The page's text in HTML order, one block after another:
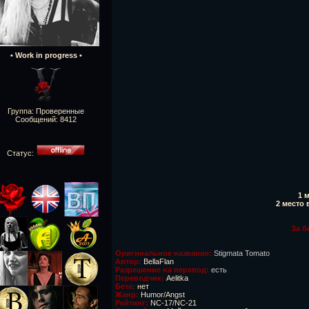
• Work in progress •
Группа: Проверенные
Сообщений: 8412
Статус:
1
2 место
За
Оригинальное название: Stigmata Tomato
Автор: BellaFlan
Разрешение на перевод: есть
Переводчик: Aelitka
Бета: нет
Жанр: Humor/Angst
Рейтинг: NC-17/NC-21